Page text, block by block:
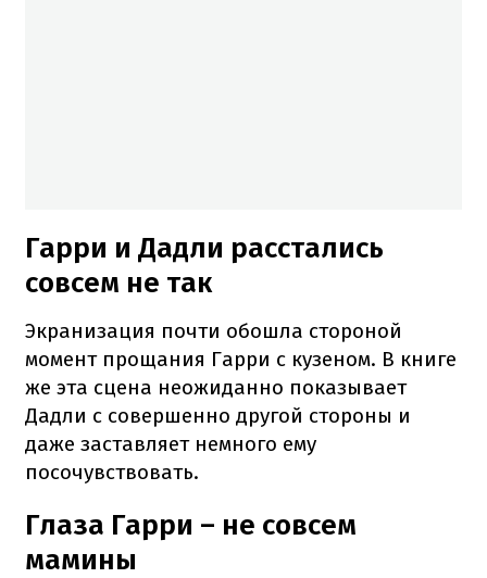
Гарри и Дадли расстались
совсем не так
Экранизация почти обошла стороной
момент прощания Гарри с кузеном. В книге
же эта сцена неожиданно показывает
Дадли с совершенно другой стороны и
даже заставляет немного ему
посочувствовать.
Глаза Гарри – не совсем
мамины